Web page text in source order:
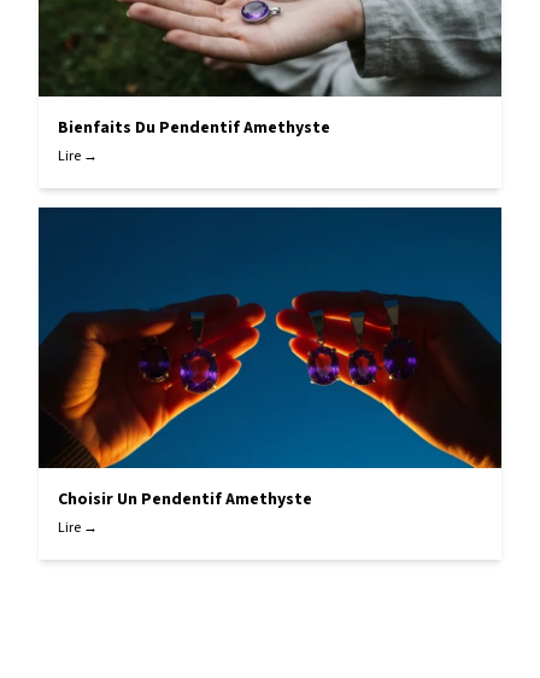
Bienfaits Du Pendentif Amethyste
Lire →
Choisir Un Pendentif Amethyste
Lire →